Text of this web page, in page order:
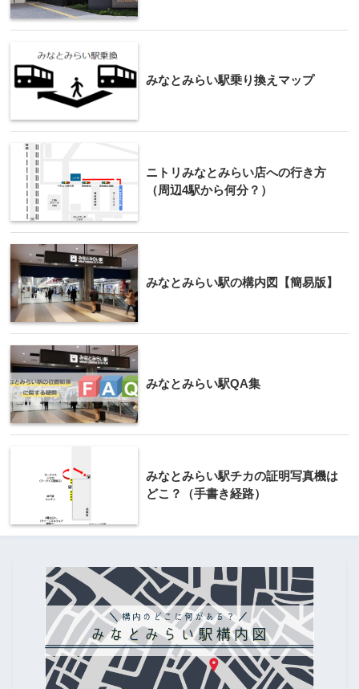
みなとみらい駅乗り換えマップ
ニトリみなとみらい店への行き方
（周辺4駅から何分？）
みなとみらい駅の構内図【簡易版】
みなとみらい駅QA集
みなとみらい駅チカの証明写真機は
どこ？（手書き経路）